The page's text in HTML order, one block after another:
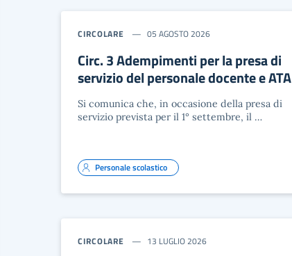
CIRCOLARE 05 AGOSTO 2026
Circ. 3 Adempimenti per la presa di
servizio del personale docente e ATA
Si comunica che, in occasione della presa di
servizio prevista per il 1° settembre, il …
Personale scolastico
CIRCOLARE 13 LUGLIO 2026